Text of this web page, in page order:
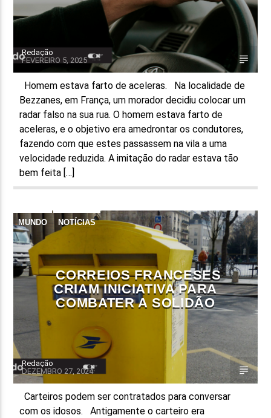
Redação
FEVEREIRO 5, 2025
Homem estava farto de aceleras. Na localidade de
Bezzanes, em França, um morador decidiu colocar um
radar falso na sua rua. O homem estava farto de
aceleras, e o objetivo era amedrontar os condutores,
fazendo com que estes passassem na vila a uma
velocidade reduzida. A imitação do radar estava tão
bem feita […]
MUNDO NOTÍCIAS
CORREIOS FRANCESES
CRIAM INICIATIVA PARA
COMBATER A SOLIDÃO
Redação
DEZEMBRO 27, 2024
Carteiros podem ser contratados para conversar
com os idosos. Antigamente o carteiro era